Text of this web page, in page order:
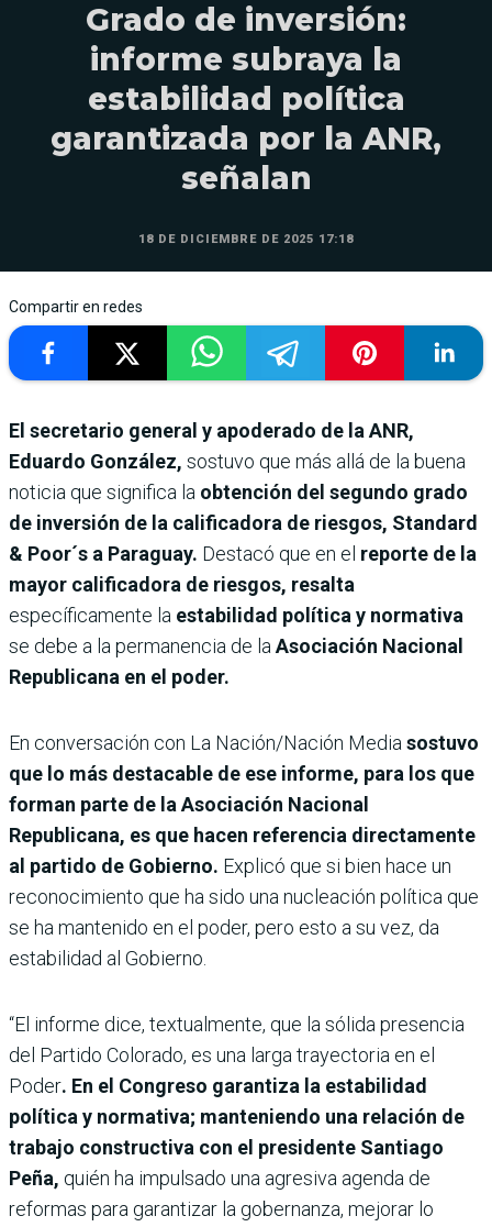
Grado de inversión:
informe subraya la
estabilidad política
garantizada por la ANR,
señalan
18 DE DICIEMBRE DE 2025 17:18
Compartir en redes
El secretario general y apoderado de la ANR,
Eduardo González, sostuvo que más allá de la buena
noticia que significa la obtención del segundo grado
de inversión de la calificadora de riesgos, Standard
& Poor´s a Paraguay. Destacó que en el reporte de la
mayor calificadora de riesgos, resalta
específicamente la estabilidad política y normativa
se debe a la permanencia de la Asociación Nacional
Republicana en el poder.
En conversación con La Nación/Nación Media sostuvo
que lo más destacable de ese informe, para los que
forman parte de la Asociación Nacional
Republicana, es que hacen referencia directamente
al partido de Gobierno. Explicó que si bien hace un
reconocimiento que ha sido una nucleación política que
se ha mantenido en el poder, pero esto a su vez, da
estabilidad al Gobierno.
“El informe dice, textualmente, que la sólida presencia
del Partido Colorado, es una larga trayectoria en el
Poder. En el Congreso garantiza la estabilidad
política y normativa; manteniendo una relación de
trabajo constructiva con el presidente Santiago
Peña, quién ha impulsado una agresiva agenda de
reformas para garantizar la gobernanza, mejorar lo